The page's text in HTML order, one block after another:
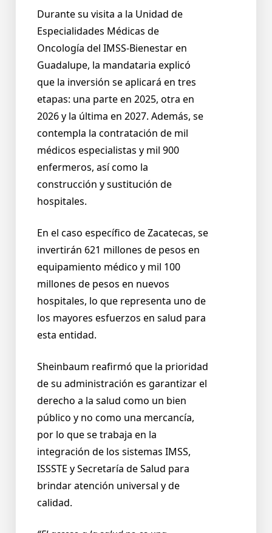
Durante su visita a la Unidad de
Especialidades Médicas de
Oncología del IMSS-Bienestar en
Guadalupe, la mandataria explicó
que la inversión se aplicará en tres
etapas: una parte en 2025, otra en
2026 y la última en 2027. Además, se
contempla la contratación de mil
médicos especialistas y mil 900
enfermeros, así como la
construcción y sustitución de
hospitales.
En el caso específico de Zacatecas, se
invertirán 621 millones de pesos en
equipamiento médico y mil 100
millones de pesos en nuevos
hospitales, lo que representa uno de
los mayores esfuerzos en salud para
esta entidad.
Sheinbaum reafirmó que la prioridad
de su administración es garantizar el
derecho a la salud como un bien
público y no como una mercancía,
por lo que se trabaja en la
integración de los sistemas IMSS,
ISSSTE y Secretaría de Salud para
brindar atención universal y de
calidad.